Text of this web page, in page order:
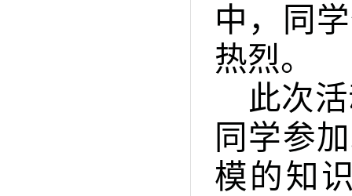
中，同
热烈。
此次
同学参
模的知